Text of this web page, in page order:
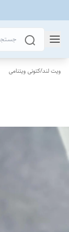
ویت لند/کتونی ویتنامی